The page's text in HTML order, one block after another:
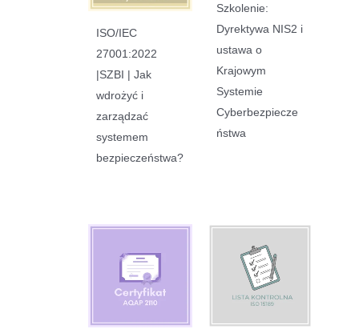
ISO/IEC
27001:2022
|SZBI | Jak
wdrożyć i
zarządzać
systemem
bezpieczeństwa?
Szkolenie:
Dyrektywa NIS2 i
ustawa o
Krajowym
Systemie
Cyberbezpiecze
ństwa